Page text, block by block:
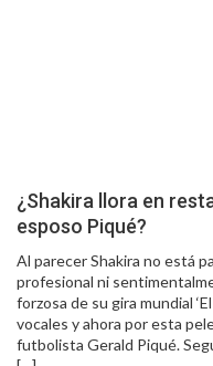
¿Shakira llora en
esposo Piqué?
Al parecer Shakira no está
profesional ni
forzosa de su gira mundial
vocales y ahora por esta
futbolista Gerald Piqué.